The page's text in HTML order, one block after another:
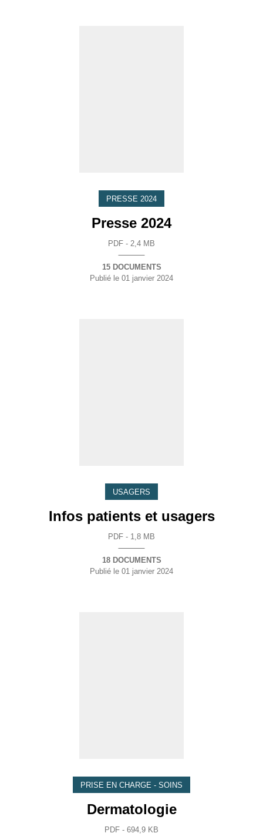
PRESSE 2024
Presse 2024
PDF - 2,4 MB
15 DOCUMENTS
Publié le 01 janvier 2024
USAGERS
Infos patients et usagers
PDF - 1,8 MB
18 DOCUMENTS
Publié le 01 janvier 2024
PRISE EN CHARGE - SOINS
Dermatologie
PDF - 694,9 KB